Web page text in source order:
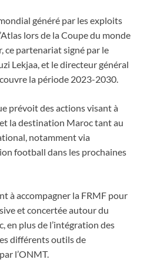
généré par les exploits
lors de la Coupe du monde
ce partenariat signé par le
Lekjaa, et le directeur général
la période 2023-2030.
prévoit des actions visant à
la destination Maroc tant au
notamment via
football dans les prochaines
à accompagner la FRMF pour
et concertée autour du
en plus de l’intégration des
différents outils de
l’ONMT.